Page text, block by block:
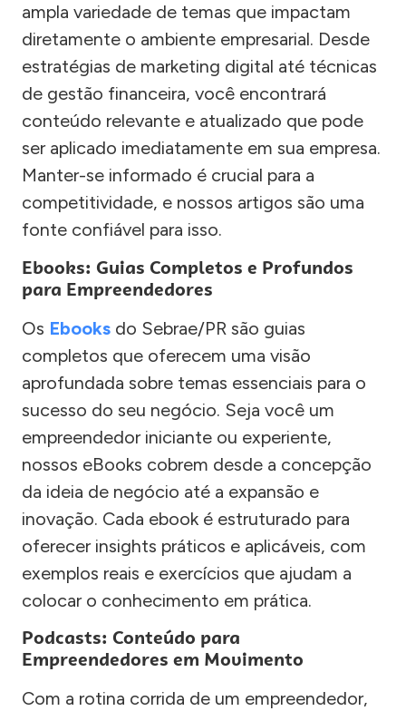
ampla variedade de temas que impactam
diretamente o ambiente empresarial. Desde
estratégias de marketing digital até técnicas
de gestão financeira, você encontrará
conteúdo relevante e atualizado que pode
ser aplicado imediatamente em sua empresa.
Manter-se informado é crucial para a
competitividade, e nossos artigos são uma
fonte confiável para isso.
Ebooks: Guias Completos e Profundos
para Empreendedores
Os Ebooks do Sebrae/PR são guias
completos que oferecem uma visão
aprofundada sobre temas essenciais para o
sucesso do seu negócio. Seja você um
empreendedor iniciante ou experiente,
nossos eBooks cobrem desde a concepção
da ideia de negócio até a expansão e
inovação. Cada ebook é estruturado para
oferecer insights práticos e aplicáveis, com
exemplos reais e exercícios que ajudam a
colocar o conhecimento em prática.
Podcasts: Conteúdo para
Empreendedores em Movimento
Com a rotina corrida de um empreendedor,